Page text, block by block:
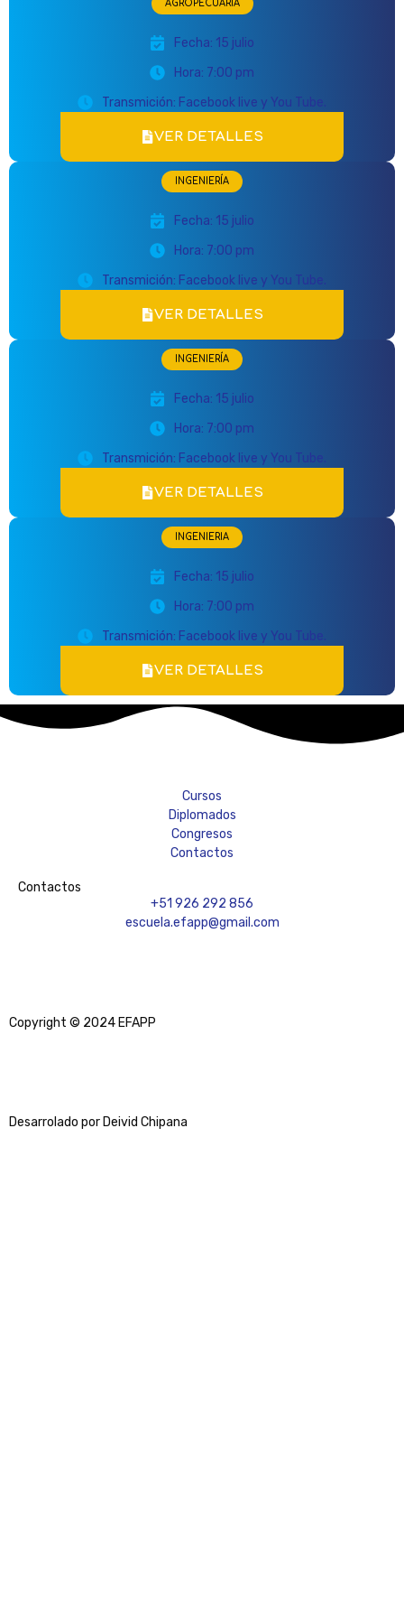
AGROPECUARIA
Fecha: 15 julio
Hora: 7:00 pm
Transmición: Facebook live y You Tube.
VER DETALLES
INGENIERÍA
Fecha: 15 julio
Hora: 7:00 pm
Transmición: Facebook live y You Tube.
VER DETALLES
INGENIERÍA
Fecha: 15 julio
Hora: 7:00 pm
Transmición: Facebook live y You Tube.
VER DETALLES
INGENIERIA
Fecha: 15 julio
Hora: 7:00 pm
Transmición: Facebook live y You Tube.
VER DETALLES
Cursos
Diplomados
Congresos
Contactos
Contactos
+51 926 292 856
escuela.efapp@gmail.com
Copyright © 2024 EFAPP
Desarrolado por Deivid Chipana